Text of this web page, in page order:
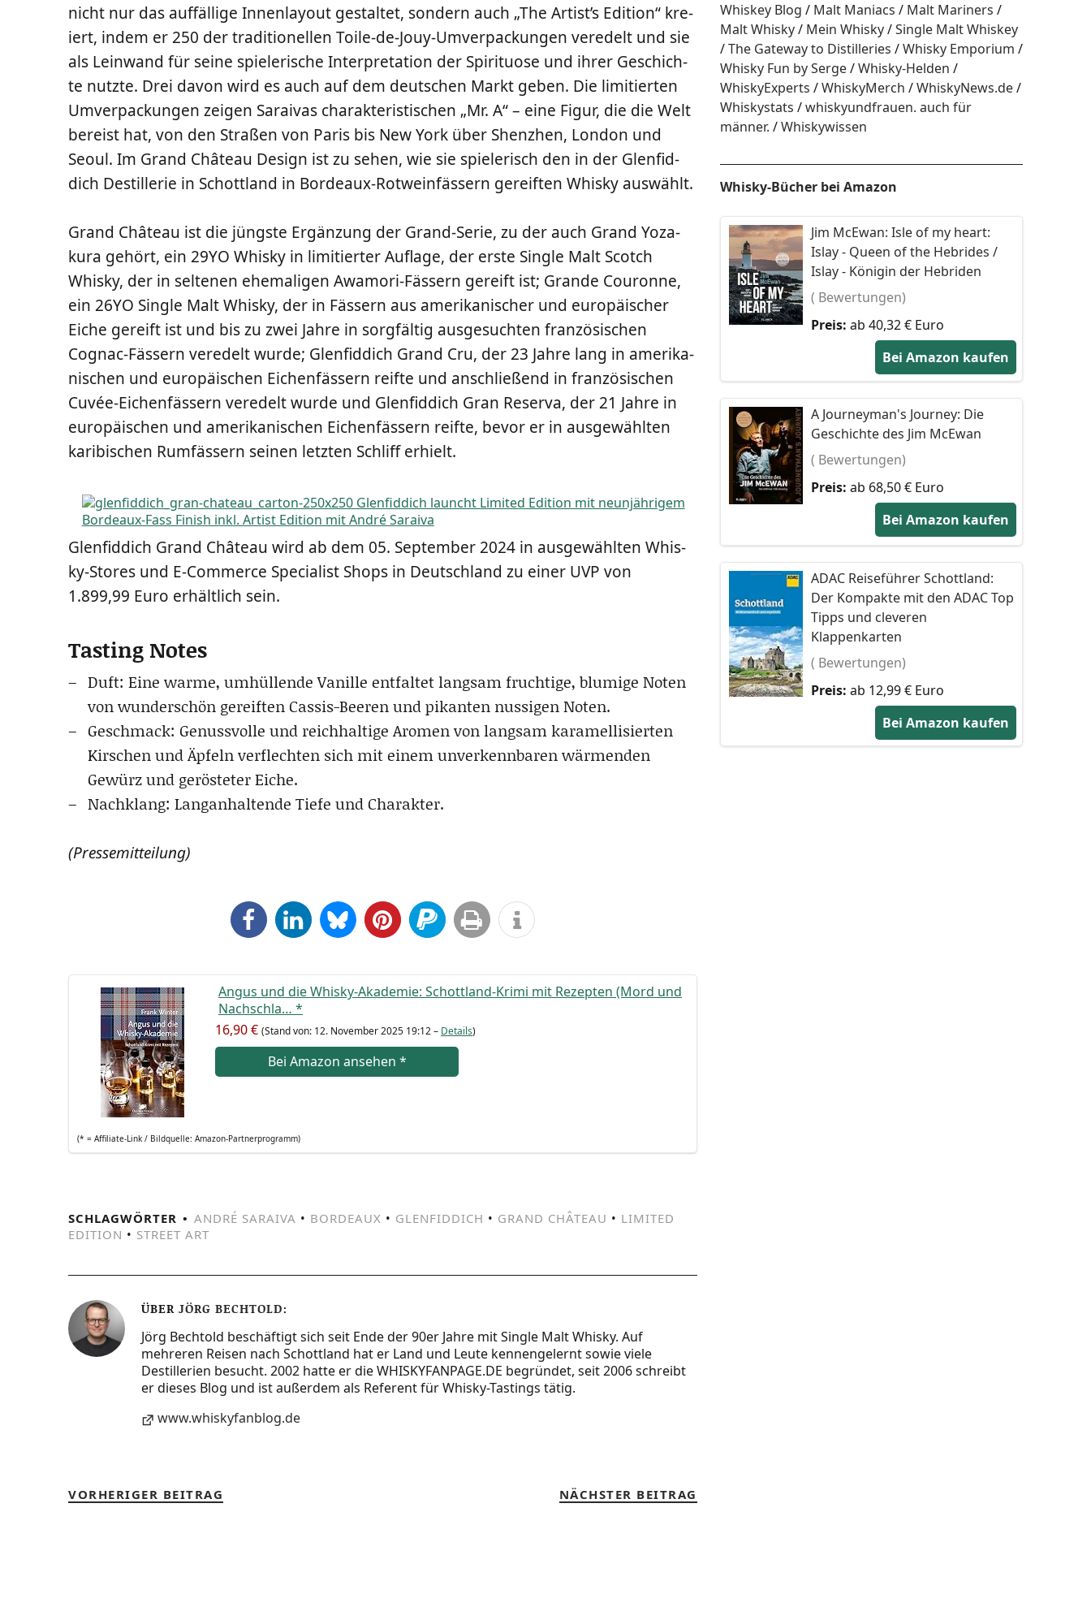
nicht nur das auf­fäl­li­ge Innen­lay­out gestal­tet, son­dern auch „The Artist’s Edi­ti­on“ kre­
iert, indem er 250 der tra­di­tio­nel­len Toi­le-de-Jouy-Umver­pa­ckun­gen ver­edelt und sie
als Lein­wand für sei­ne spie­le­ri­sche Inter­pre­ta­ti­on der Spi­ri­tuo­se und ihrer Geschich­
te nutz­te. Drei davon wird es auch auf dem deut­schen Markt geben. Die limi­tier­ten
Umver­pa­ckun­gen zei­gen Sarai­vas cha­rak­te­ris­ti­schen „Mr. A“ – eine Figur, die die Welt
bereist hat, von den Stra­ßen von Paris bis New York über Shen­zhen, Lon­don und
Seo­ul. Im Grand Châ­teau Design ist zu sehen, wie sie spie­le­risch den in der Glen­fid­
dich Destil­le­rie in Schott­land in Bor­deaux-Rot­wein­fäs­sern gereif­ten Whis­ky auswählt.
Grand Châ­teau ist die jüngs­te Ergän­zung der Grand-Serie, zu der auch Grand Yoza­
ku­ra gehört, ein 29YO Whis­ky in limi­tier­ter Auf­la­ge, der ers­te Sin­gle Malt Scotch
Whis­ky, der in sel­te­nen ehe­ma­li­gen Awa­mo­ri-Fäs­sern gereift ist; Gran­de Cou­ron­ne,
ein 26YO Sin­gle Malt Whis­ky, der in Fäs­sern aus ame­ri­ka­ni­scher und euro­päi­scher
Eiche gereift ist und bis zu zwei Jah­re in sorg­fäl­tig aus­ge­such­ten fran­zö­si­schen
Cognac-Fäs­sern ver­edelt wur­de; Glen­fid­dich Grand Cru, der 23 Jah­re lang in ame­ri­ka­
ni­schen und euro­päi­schen Eichen­fäs­sern reif­te und anschlie­ßend in fran­zö­si­schen
Cuvée-Eichen­fäs­sern ver­edelt wur­de und Glen­fid­dich Gran Reser­va, der 21 Jah­re in
euro­päi­schen und ame­ri­ka­ni­schen Eichen­fäs­sern reif­te, bevor er in aus­ge­wähl­ten
kari­bi­schen Rum­fäs­sern sei­nen letz­ten Schliff erhielt.
Glen­fid­dich Grand Châ­teau wird ab dem 05. Sep­tem­ber 2024 in aus­ge­wähl­ten Whis­
ky-Stores und E‑Commerce Spe­cia­list Shops in Deutsch­land zu einer UVP von
1.899,99 Euro erhält­lich sein.
Tasting Notes
Duft: Eine war­me, umhül­len­de Vanil­le ent­fal­tet lang­sam fruch­ti­ge, blu­mi­ge Noten
von wun­der­schön gereif­ten Cas­sis-Bee­ren und pikan­ten nussi­gen Noten.
Geschmack: Genuss­vol­le und reich­hal­ti­ge Aro­men von lang­sam kara­mel­li­sier­ten
Kir­schen und Äpfeln ver­flech­ten sich mit einem unver­kenn­ba­ren wär­men­den
Gewürz und gerös­te­ter Eiche.
Nach­klang: Lang­an­hal­ten­de Tie­fe und Charakter.
(Pres­se­mit­tei­lung)
Angus und die Whis­ky-Aka­de­mie: Schott­land-Kri­mi mit Rezep­ten (Mord und
Nach­schla… *
16,90 € (Stand von: 12. Novem­ber 2025 19:12 – Details)
Bei Ama­zon anse­hen *
(* = Affi­lia­te-Link / Bild­quel­le: Amazon-Partnerprogramm)
SCHLAGWÖRTER ANDRÉ SARAIVA • BORDEAUX • GLENFIDDICH • GRAND CHÂTEAU • LIMITED
EDITION • STREET ART
ÜBER JÖRG BECHTOLD
Jörg Bechtold beschäftigt sich seit Ende der 90er Jahre mit Single Malt Whisky. Auf
mehreren Reisen nach Schottland hat er Land und Leute kennengelernt sowie viele
Destillerien besucht. 2002 hatte er die WHISKYFANPAGE.DE begründet, seit 2006 schreibt
er dieses Blog und ist außerdem als Referent für Whisky-Tastings tätig.
www.whiskyfanblog.de
VORHERIGER BEITRAG NÄCHSTER BEITRAG
Whiskey Blog
Malt Maniacs
Malt Mariners
Malt Whisky
Mein Whisky
Single Malt Whiskey
The Gateway to Distilleries
Whisky Emporium
Whisky Fun by Serge
Whisky-Helden
WhiskyExperts
WhiskyMerch
WhiskyNews.de
Whiskystats
whiskyundfrauen. auch für
männer.
Whiskywissen
Whisky-Bücher bei Amazon
Jim McEwan: Isle of my heart:
Islay - Queen of the Hebrides /
Islay - Königin der Hebriden
( Bewertungen)
Preis: ab 40,32 € Euro
Bei Amazon kaufen
A Journeyman's Journey: Die
Geschichte des Jim McEwan
( Bewertungen)
Preis: ab 68,50 € Euro
Bei Amazon kaufen
ADAC Reiseführer Schottland:
Der Kompakte mit den ADAC Top
Tipps und cleveren
Klappenkarten
( Bewertungen)
Preis: ab 12,99 € Euro
Bei Amazon kaufen